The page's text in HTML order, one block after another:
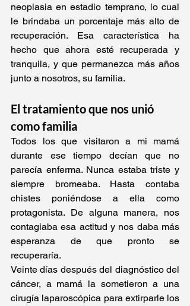
neoplasia en estadio temprano, lo cual
le brindaba un porcentaje más alto de
recuperación. Esa característica ha
hecho que ahora esté recuperada y
tranquila, y que permanezca más años
junto a nosotros, su familia.
El tratamiento que nos unió
como familia
Todos los que visitaron a mi mamá
durante ese tiempo decían que no
parecía enferma. Nunca estaba triste y
siempre bromeaba. Hasta contaba
chistes poniéndose a ella como
protagonista. De alguna manera, nos
contagiaba esa actitud y nos daba más
esperanza de que pronto se
recuperaría.
Veinte días después del diagnóstico del
cáncer, a mamá la sometieron a una
cirugía laparoscópica para extirparle los